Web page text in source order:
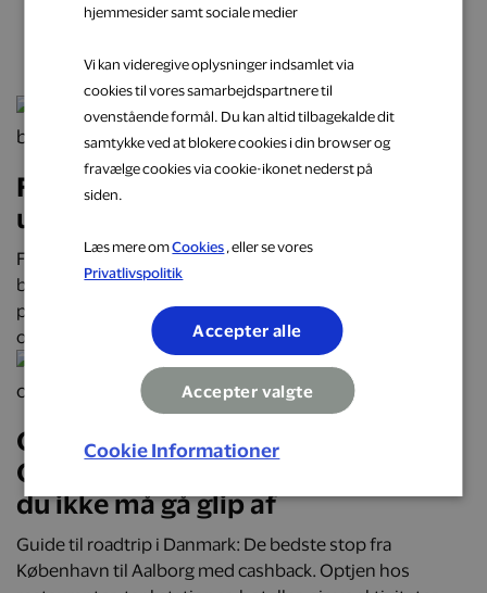
næste oplevelse
Få cashback på hverdagens
udgifter hos populære brands
Få cashback på hverdagens udgifter hos over 2.000
butikker, restauranter og webshops. Optjen automatisk
penge tilbage på alt fra mad og transport til mode, bolig
og faste abonnementer.
Oplev Danmark på roadtrip:
Oplevelser, mad og overnatninger,
du ikke må gå glip af
Guide til roadtrip i Danmark: De bedste stop fra
København til Aalborg med cashback. Optjen hos
hjemmesider samt sociale medier
Vi kan videregive oplysninger indsamlet via
cookies til vores samarbejdspartnere til
ovenstående formål. Du kan altid tilbagekalde dit
samtykke ved at blokere cookies i din browser og
fravælge cookies via cookie-ikonet nederst på
siden.
Læs mere omCookies , eller se vores
Privatlivspolitik
Accepter alle
Accepter valgte
Cookie Informationer